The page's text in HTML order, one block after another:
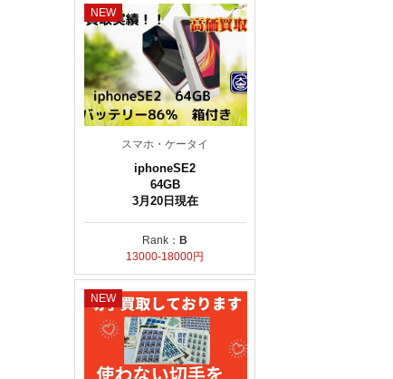
NEW
スマホ・ケータイ
iphoneSE2
64GB
3月20日現在
Rank： B
13000-18000円
NEW